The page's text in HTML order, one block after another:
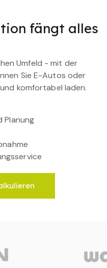
fängt alles
Umfeld - mit der
Sie E-Autos oder
komfortabel laden.
Planung